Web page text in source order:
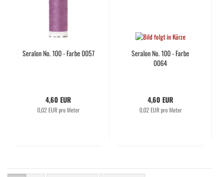
Seralon No. 100 - Farbe 0057
4,60 EUR
0,02 EUR pro Meter
Seralon No. 100 - Farbe
0064
4,60 EUR
0,02 EUR pro Meter